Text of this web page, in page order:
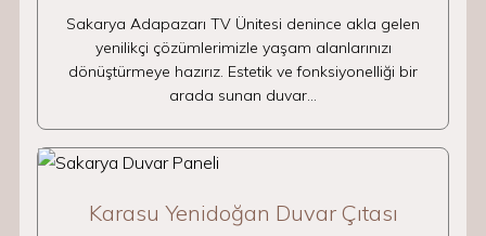
Sakarya Adapazarı TV Ünitesi denince akla gelen
yenilikçi çözümlerimizle yaşam alanlarınızı
dönüştürmeye hazırız. Estetik ve fonksiyonelliği bir
arada sunan duvar…
Karasu Yenidoğan Duvar Çıtası